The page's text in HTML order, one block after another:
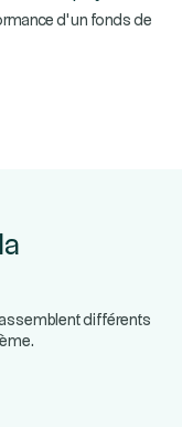
d’un fonds de
différents